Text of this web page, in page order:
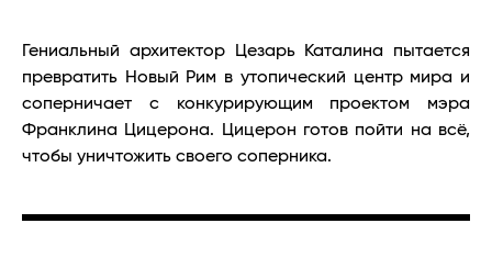
Гениальный архитектор Цезарь Каталина пытается
превратить Новый Рим в утопический центр мира и
соперничает с конкурирующим проектом мэра
Франклина Цицерона. Цицерон готов пойти на всё,
чтобы уничтожить своего соперника.